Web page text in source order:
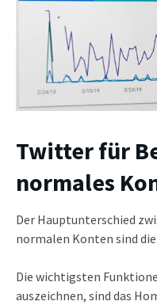
Twitter für
normales
Der Hauptunterschied
normalen Konten sind
Die wichtigsten
auszeichnen, sind das